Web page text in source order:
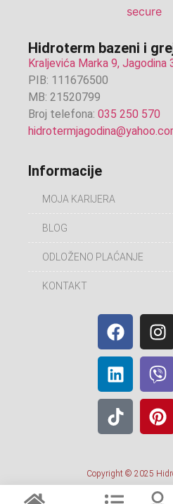
Hidroterm bazeni i
Kraljevića Marka 9, Jagodina
PIB: 111676500
MB: 21520799
Broj telefona: 035 250 570
Informacije
MOJA KARIJERA
BLOG
ODLOŽENO PLAĆANJE
KONTAKT
Copyright © 2025